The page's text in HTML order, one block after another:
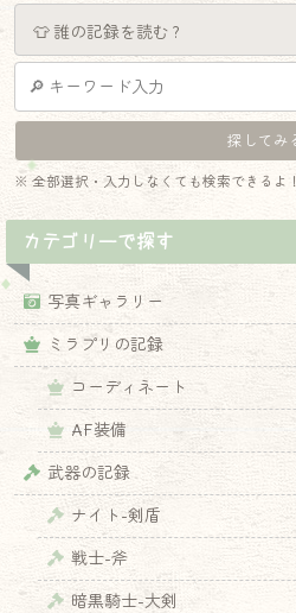
※ 全部選択・入力しなくても検索できるよ！
カテゴリーで探す
写真ギャラリー
ミラプリの記録
コーディネート
AF装備
武器の記録
ナイト-剣盾
戦士-斧
暗黒騎士-大剣